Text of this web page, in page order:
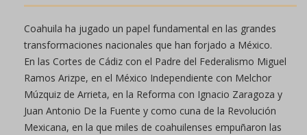
Coahuila ha jugado un papel fundamental en las grandes
transformaciones nacionales que han forjado a México.
En las Cortes de Cádiz con el Padre del Federalismo Miguel
Ramos Arizpe, en el México Independiente con Melchor
Múzquiz de Arrieta, en la Reforma con Ignacio Zaragoza y
Juan Antonio De la Fuente y como cuna de la Revolución
Mexicana, en la que miles de coahuilenses empuñaron las